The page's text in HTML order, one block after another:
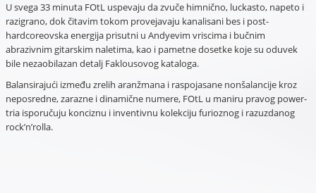
U svega 33 minuta FOtL uspevaju da zvuče himnično, luckasto, napeto i
razigrano, dok čitavim tokom provejavaju kanalisani bes i post-
hardcoreovska energija prisutni u Andyevim vriscima i bučnim
abrazivnim gitarskim naletima, kao i pametne dosetke koje su oduvek
bile nezaobilazan detalj Faklousovog kataloga.
Balansirajući između zrelih aranžmana i raspojasane nonšalancije kroz
neposredne, zarazne i dinamične numere, FOtL u maniru pravog power-
tria isporučuju konciznu i inventivnu kolekciju furioznog i razuzdanog
rock’n’rolla.